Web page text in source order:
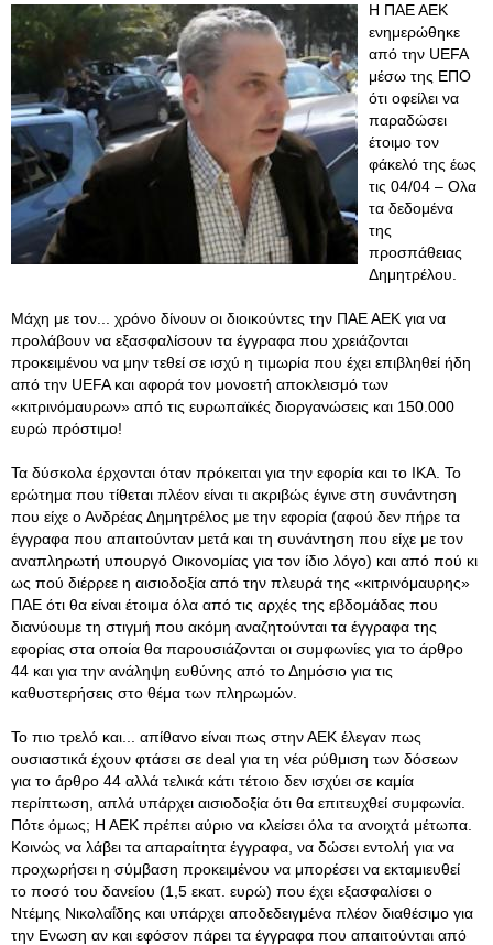
Η ΠΑΕ ΑΕΚ
ενημερώθηκε
από την UEFA
μέσω της ΕΠΟ
ότι οφείλει να
παραδώσει
έτοιμο τον
φάκελό της έως
τις 04/04 – Ολα
τα δεδομένα
της
προσπάθειας
Δημητρέλου.
Μάχη με τον... χρόνο δίνουν οι διοικούντες την ΠΑΕ ΑΕΚ για να
προλάβουν να εξασφαλίσουν τα έγγραφα που χρειάζονται
προκειμένου να μην τεθεί σε ισχύ η τιμωρία που έχει επιβληθεί ήδη
από την UEFA και αφορά τον μονοετή αποκλεισμό των
«κιτρινόμαυρων» από τις ευρωπαϊκές διοργανώσεις και 150.000
ευρώ πρόστιμο!
Τα δύσκολα έρχονται όταν πρόκειται για την εφορία και το ΙΚΑ. Το
ερώτημα που τίθεται πλέον είναι τι ακριβώς έγινε στη συνάντηση
που είχε ο Ανδρέας Δημητρέλος με την εφορία (αφού δεν πήρε τα
έγγραφα που απαιτούνταν μετά και τη συνάντηση που είχε με τον
αναπληρωτή υπουργό Οικονομίας για τον ίδιο λόγο) και από πού κι
ως πού διέρρεε η αισιοδοξία από την πλευρά της «κιτρινόμαυρης»
ΠΑΕ ότι θα είναι έτοιμα όλα από τις αρχές της εβδομάδας που
διανύουμε τη στιγμή που ακόμη αναζητούνται τα έγγραφα της
εφορίας στα οποία θα παρουσιάζονται οι συμφωνίες για το άρθρο
44 και για την ανάληψη ευθύνης από το Δημόσιο για τις
καθυστερήσεις στο θέμα των πληρωμών.
Το πιο τρελό και... απίθανο είναι πως στην ΑΕΚ έλεγαν πως
ουσιαστικά έχουν φτάσει σε deal για τη νέα ρύθμιση των δόσεων
για το άρθρο 44 αλλά τελικά κάτι τέτοιο δεν ισχύει σε καμία
περίπτωση, απλά υπάρχει αισιοδοξία ότι θα επιτευχθεί συμφωνία.
Πότε όμως; Η ΑΕΚ πρέπει αύριο να κλείσει όλα τα ανοιχτά μέτωπα.
Κοινώς να λάβει τα απαραίτητα έγγραφα, να δώσει εντολή για να
προχωρήσει η σύμβαση προκειμένου να μπορέσει να εκταμιευθεί
το ποσό του δανείου (1,5 εκατ. ευρώ) που έχει εξασφαλίσει ο
Ντέμης Νικολαΐδης και υπάρχει αποδεδειγμένα πλέον διαθέσιμο για
την Ενωση αν και εφόσον πάρει τα έγγραφα που απαιτούνται από